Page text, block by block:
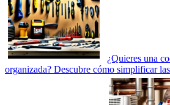
¿Quieres una
organizada? Descubre cómo simplificar